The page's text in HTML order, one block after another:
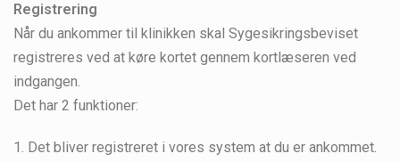
Registrering
Når du ankommer til klinikken skal Sygesikringsbeviset
registreres ved at køre kortet gennem kortlæseren ved
indgangen.
Det har 2 funktioner:
1. Det bliver registreret i vores system at du er ankommet.